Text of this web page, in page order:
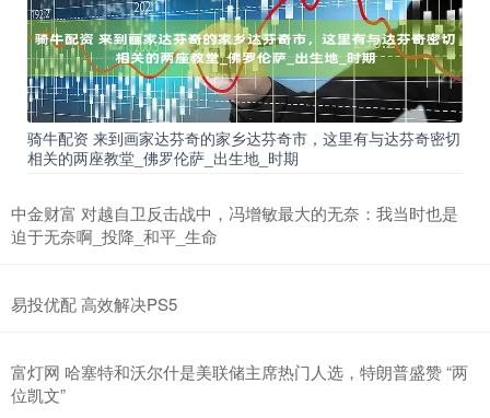
骑牛配资 来到画家达芬奇的家乡达芬奇市，这里有与达芬奇密切
相关的两座教堂_佛罗伦萨_出生地_时期
中金财富 对越自卫反击战中，冯增敏最大的无奈：我当时也是
迫于无奈啊_投降_和平_生命
易投优配 高效解决PS5
富灯网 哈塞特和沃尔什是美联储主席热门人选，特朗普盛赞 “两
位凯文”